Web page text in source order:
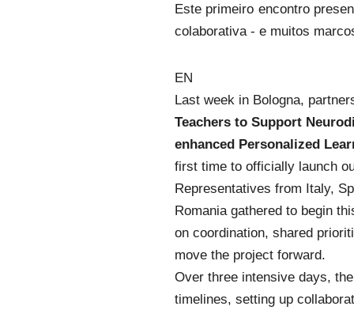
Este primeiro encontro
colaborativa - e muitos
EN
Last week in Bologna,
Teachers to Support
enhanced Personalized
first time to officially launch
Representatives from Italy,
Romania gathered to begin
on coordination, shared
move the project forward.
Over three intensive days,
timelines, setting up